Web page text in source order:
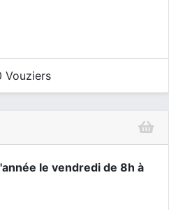
Vouziers
le vendredi de 8h à